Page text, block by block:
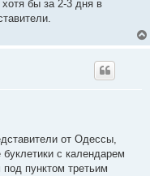
бы за 2-3 дня в
от Одессы,
с календарем
пунктом третьим